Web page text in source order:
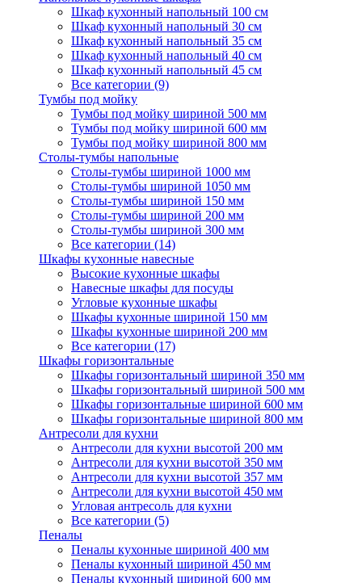
Шкаф кухонный напольный 100 см
Шкаф кухонный напольный 30 см
Шкаф кухонный напольный 35 см
Шкаф кухонный напольный 40 см
Шкаф кухонный напольный 45 см
Все категории (9)
Тумбы под мойку
Тумбы под мойку шириной 500 мм
Тумбы под мойку шириной 600 мм
Тумбы под мойку шириной 800 мм
Столы-тумбы напольные
Столы-тумбы шириной 1000 мм
Столы-тумбы шириной 1050 мм
Столы-тумбы шириной 150 мм
Столы-тумбы шириной 200 мм
Столы-тумбы шириной 300 мм
Все категории (14)
Шкафы кухонные навесные
Высокие кухонные шкафы
Навесные шкафы для посуды
Угловые кухонные шкафы
Шкафы кухонные шириной 150 мм
Шкафы кухонные шириной 200 мм
Все категории (17)
Шкафы горизонтальные
Шкафы горизонтальный шириной 350 мм
Шкафы горизонтальный шириной 500 мм
Шкафы горизонтальные шириной 600 мм
Шкафы горизонтальные шириной 800 мм
Антресоли для кухни
Антресоли для кухни высотой 200 мм
Антресоли для кухни высотой 350 мм
Антресоли для кухни высотой 357 мм
Антресоли для кухни высотой 450 мм
Угловая антресоль для кухни
Все категории (5)
Пеналы
Пеналы кухонные шириной 400 мм
Пеналы кухонный шириной 450 мм
Пеналы кухонный шириной 600 мм